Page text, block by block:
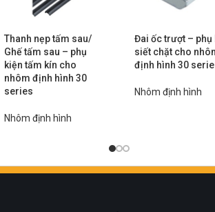
Thanh nẹp tấm sau/
Ghế tấm sau – phụ
kiện tấm kín cho
nhôm định hình 30
series
Nhôm định hình
Đai ốc trượt – phụ
siết chặt cho
định hình 30
Nhôm định hình